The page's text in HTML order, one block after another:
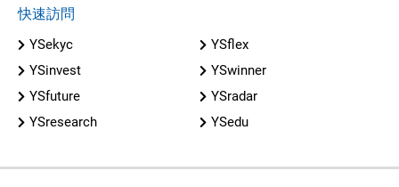
快速訪問
YSekyc
YSflex
YSinvest
YSwinner
YSfuture
YSradar
YSresearch
YSedu